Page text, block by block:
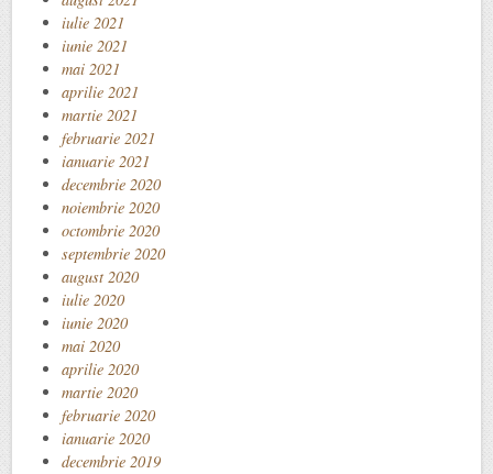
iulie 2021
iunie 2021
mai 2021
aprilie 2021
martie 2021
februarie 2021
ianuarie 2021
decembrie 2020
noiembrie 2020
octombrie 2020
septembrie 2020
august 2020
iulie 2020
iunie 2020
mai 2020
aprilie 2020
martie 2020
februarie 2020
ianuarie 2020
decembrie 2019